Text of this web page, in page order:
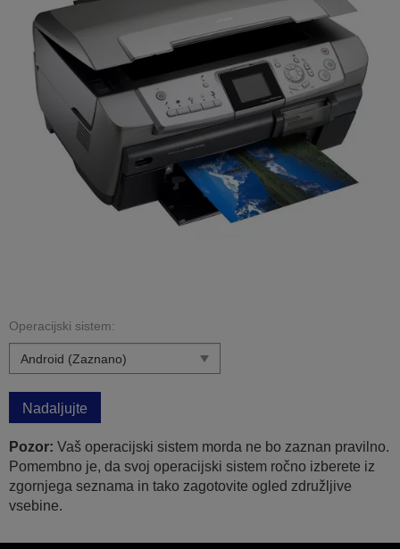
Operacijski sistem:
Nadaljujte
Pozor: Vaš operacijski sistem morda ne bo zaznan pravilno.
Pomembno je, da svoj operacijski sistem ročno izberete iz
zgornjega seznama in tako zagotovite ogled združljive
vsebine.